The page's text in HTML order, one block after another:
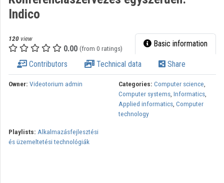
Organization discovery
Categories
Organizations
Indico
120 view
0.00 (from 0 ratings) Basic information
Contributors Technical data Share
Owner: Videotorium admin Categories: Computer science,
Computer systems, Informatics,
Applied informatics, Computer
technology
Playlists: Alkalmazásfejlesztési
és üzemeltetési technológiák